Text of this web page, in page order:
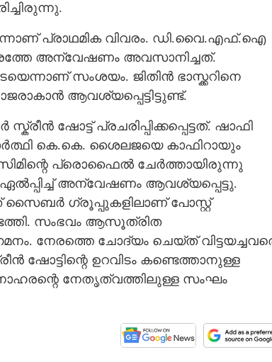
പ്രാഥമിക വിവരം. ഡി.വൈ.എഫ്.ഐ
അന്വേഷണം അവസാനിച്ചത്.
സംശയം. ജിതിൻ ഭാസ്ക്കറിനെ
ആവശ്യപ്പെട്ടിട്ടുണ്ട്.
ഷോട്ട് പ്രചരിപ്പിക്കപ്പെട്ടത്. ഷാഫി
കെ.കെ. ശൈലജയെ കാഫിറായും
പ്രൊഫൈൽ ചേർത്തായിരുന്നു
അന്വേഷണം ആവശ്യപ്പെട്ടു.
സൈബർ ഗ്രൂപ്പുകളിലാണ് പോസ്റ്റ്
സംഭവം ആസൂത്രിത
നേരത്തെ ചോദ്യം ചെയ്ത്
ഉറവിടം കണ്ടെത്താനുള്ള
നേതൃത്വത്തിലുള്ള സംഘം